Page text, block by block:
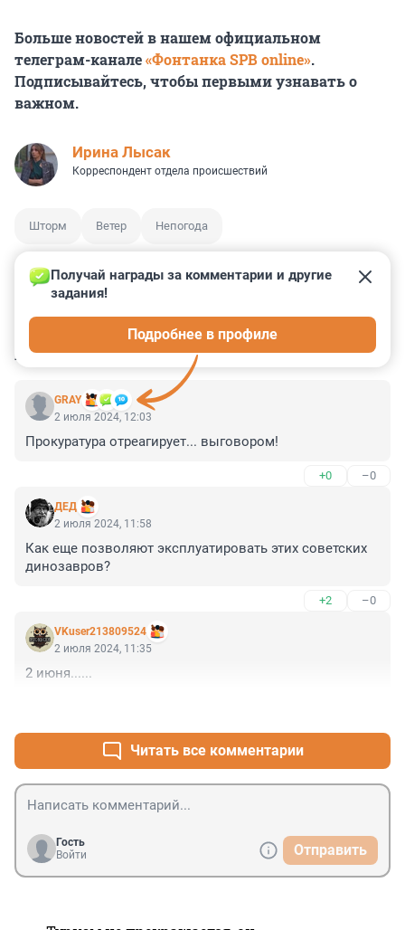
Больше новостей в нашем официальном
телеграм-канале«Фонтанка SPB online».
Подписывайтесь, чтобы первыми узнавать о
важном.
Ирина Лысак
Корреспондент отдела происшествий
Шторм Ветер Непогода
КОММЕНТАРИИ 4
GRAY
Получай награды за комментарии и другие
задания!
Подробнее в профиле
2 июля 2024, 12:03
Прокуратура отреагирует... выговором!
+0 –0
ДЕД
2 июля 2024, 11:58
Как еще позволяют эксплуатировать этих советских
динозавров?
+2 –0
VKuser213809524
2 июля 2024, 11:35
2 июня......
Читать все комментарии
Гость
Войти
Отправить